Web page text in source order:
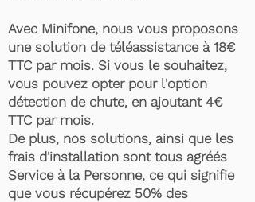
Avec Minifone, nous vous proposons
une solution de téléassistance à 18€
TTC par mois. Si vous le souhaitez,
vous pouvez opter pour l'option
détection de chute, en ajoutant 4€
TTC par mois.
De plus, nos solutions, ainsi que les
frais d'installation sont tous agréés
Service à la Personne, ce qui signifie
que vous récupérez 50% des